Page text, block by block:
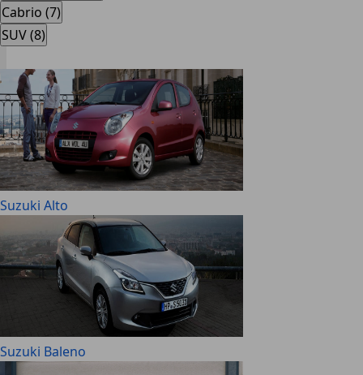
Cabrio (7)
SUV (8)
Suzuki Alto
Suzuki Baleno